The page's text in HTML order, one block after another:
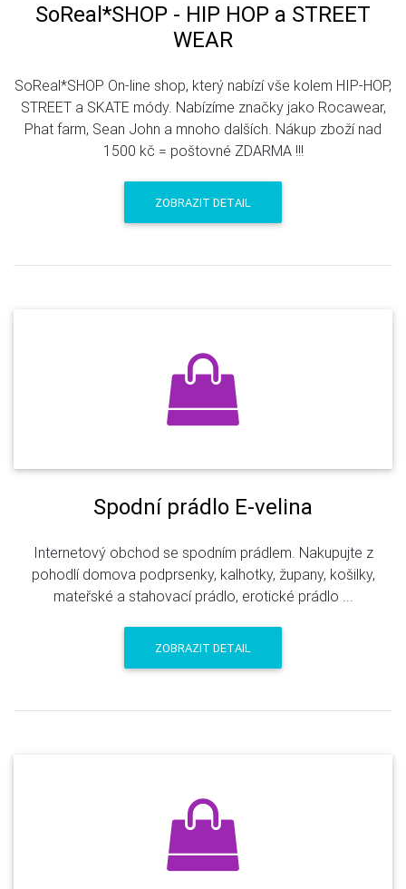
SoReal*SHOP - HIP HOP a STREET
WEAR
SoReal*SHOP On-line shop, který nabízí vše kolem HIP-HOP,
STREET a SKATE módy. Nabízíme značky jako Rocawear,
Phat farm, Sean John a mnoho dalších. Nákup zboží nad
1500 kč = poštovné ZDARMA !!!
ZOBRAZIT DETAIL
Spodní prádlo E-velina
Internetový obchod se spodním prádlem. Nakupujte z
pohodlí domova podprsenky, kalhotky, župany, košilky,
mateřské a stahovací prádlo, erotické prádlo ...
ZOBRAZIT DETAIL